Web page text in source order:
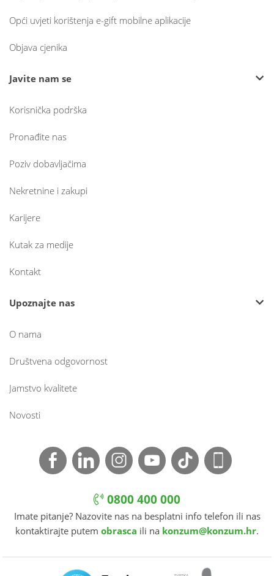
Opći uvjeti korištenja e-gift mobilne aplikacije
Objava cjenika
Javite nam se
Korisnička podrška
Pronađite nas
Poziv dobavljačima
Nekretnine i zakupi
Karijere
Kutak za medije
Kontakt
Upoznajte nas
O nama
Društvena odgovornost
Jamstvo kvalitete
Novosti
0800 400 000
Imate pitanje? Nazovite nas na besplatni info telefon ili nas
kontaktirajte putem obrasca ili na konzum@konzum.hr.